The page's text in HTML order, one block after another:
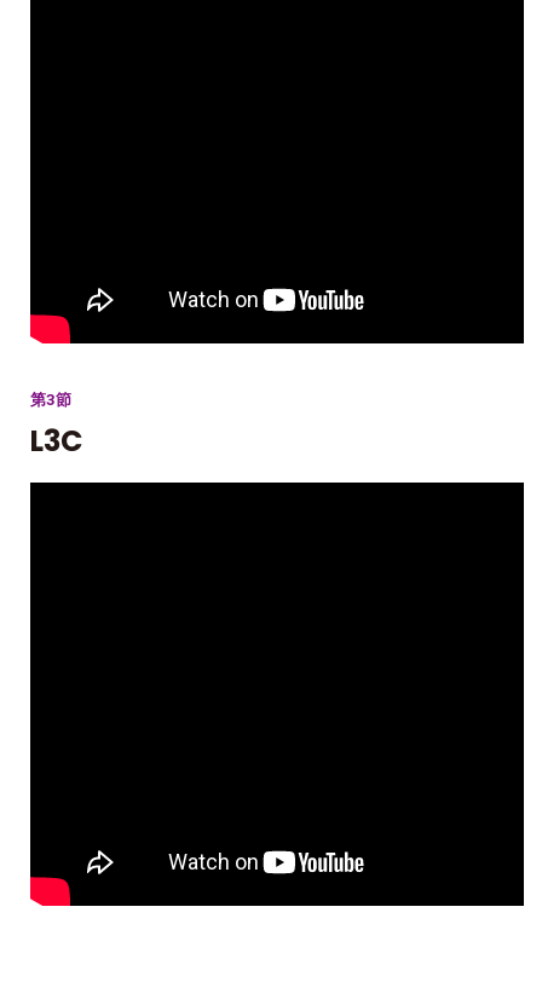
第3節
L3C